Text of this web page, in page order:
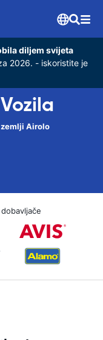
diljem svijeta
2026. - iskoristite je
Airolo